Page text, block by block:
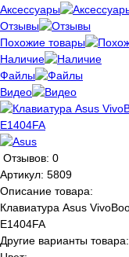
Аксессуары
Отзывы
Похожие товары
Наличие
Файлы
Видео
Отзывов: 0
Артикул: 5809
Описание товара:
Клавиатура Asus
E1404FA
Другие варианты товара: